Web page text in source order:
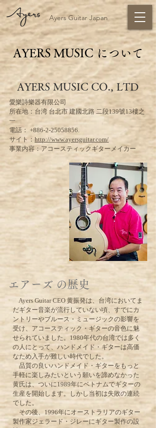
Ayers Guitar Japan
AYERS MUSIC について
AYERS MUSIC CO., LTD
愛樂詩樂器有限公司
所在地：台湾 台北市 建國北路 二段139號13樓之
一
電話： +886-2-25058856.
サイト： http://www.ayersguitar.com/
事業内容：アコースティックギターメイカー
​エアーズ の歴史
Ayers Guitar CEO 黄振発は、台湾においてま
だギター音楽が流行していない頃、すでにカ
ントリーやブルース・ミュージックの影響を
受け、アコースティック・ギターの音色に魅
せられていました。1980年代の台湾では多く
の人にとって、ハンドメイド・ギターは高価
なため入手が難しい時代でした。
品質の良いハンドメイド・ギターをもっと
手軽に楽しみたいという願いを諦めなかった
黄氏は、ついに1989年にベトナムでギターの
生産を開始します。しかし当初は失敗の連続
でした。
その後、1996年にオーストラリアのギター
製作家ジェラード・ジレーにギター製作の設